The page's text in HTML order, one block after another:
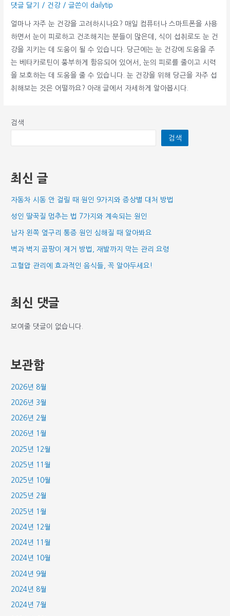
댓글 달기 / 건강 / 글쓴이 dailytip
얼마나 자주 눈 건강을 고려하시나요? 매일 컴퓨터나 스마트폰을 사용
하면서 눈이 피로하고 건조해지는 분들이 많은데, 식이 섭취로도 눈 건
강을 지키는 데 도움이 될 수 있습니다. 당근에는 눈 건강에 도움을 주
는 베타카로틴이 풍부하게 함유되어 있어서, 눈의 피로를 줄이고 시력
을 보호하는 데 도움을 줄 수 있습니다. 눈 건강을 위해 당근을 자주 섭
취해보는 것은 어떨까요? 아래 글에서 자세하게 알아봅시다.
검색
검색
최신 글
자동차 시동 안 걸릴 때 원인 9가지와 증상별 대처 방법
성인 딸꾹질 멈추는 법 7가지와 계속되는 원인
남자 왼쪽 옆구리 통증 원인 심해질 때 알아봐요
벽과 벽지 곰팡이 제거 방법, 재발까지 막는 관리 요령
고혈압 관리에 효과적인 음식들, 꼭 알아두세요!
최신 댓글
보여줄 댓글이 없습니다.
보관함
2026년 8월
2026년 3월
2026년 2월
2026년 1월
2025년 12월
2025년 11월
2025년 10월
2025년 2월
2025년 1월
2024년 12월
2024년 11월
2024년 10월
2024년 9월
2024년 8월
2024년 7월